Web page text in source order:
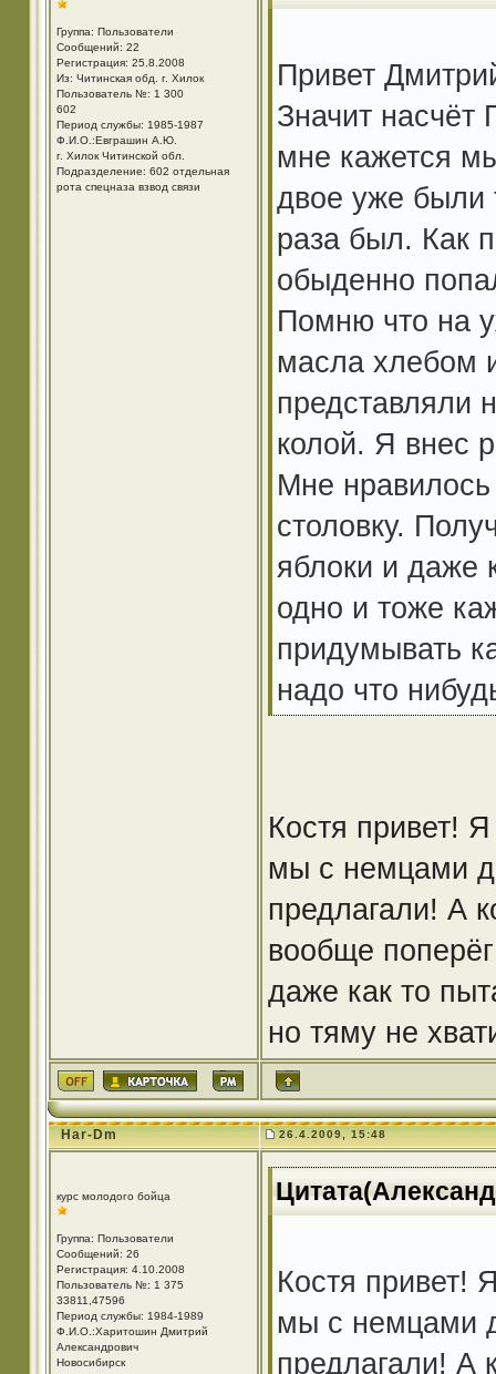
Группа: Пользователи
Сообщений: 22
Регистрация: 25.8.2008
Из: Читинская обд. г. Хилок
Пользователь №: 1 300
602
Период службы: 1985-1987
Ф.И.О.:Евграшин А.Ю.
г. Хилок Читинской обл.
Подразделение: 602 отдельная
рота спецназа взвод связи
Привет
Значит насчёт
мне кажется
двое уже были
раза был. Как
обыденно
Помню что на
масла хлебом
представляли
колой. Я внес
Мне
столовку.
яблоки и даже
одно и тоже
придумывать
надо что
Костя привет!
мы с немцами
предлагали! А
вообще
даже как то
но тяму не
Har-Dm 26.4.2009, 15:48
курс молодого бойца
Группа: Пользователи
Сообщений: 26
Регистрация: 4.10.2008
Пользователь №: 1 375
33811,47596
Период службы: 1984-1989
Ф.И.О.:Харитошин Дмитрий
Александрович
Новосибирск
Костя привет!
мы с немцами
предлагали! А